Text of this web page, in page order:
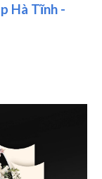
Hà Tĩnh -